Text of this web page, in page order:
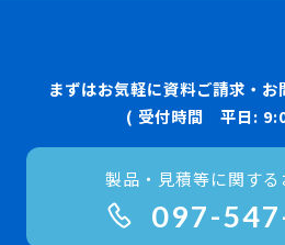
まずはお気軽に資料ご請求・お
( 受付時間 平日:
製品・見積等に関す
097-